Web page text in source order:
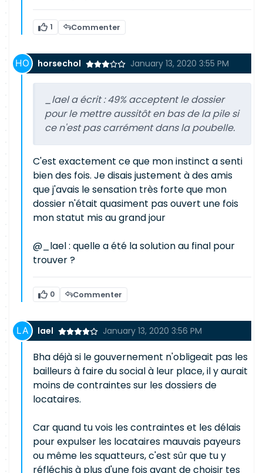
1 Commenter
horsechol January 13, 2020 3:55 PM
_lael a écrit :49% acceptent le dossier
pour le mettre aussitôt en bas de la pile si
ce n'est pas carrément dans la poubelle.
C'est exactement ce que mon instinct a senti
bien des fois. Je disais justement à des amis
que j'avais le sensation très forte que mon
dossier n'était quasiment pas ouvert une fois
mon statut mis au grand jour
@_lael : quelle a été la solution au final pour
trouver ?
0 Commenter
lael January 13, 2020 3:56 PM
Bha déjà si le gouvernement n'obligeait pas les
bailleurs à faire du social à leur place, il y aurait
moins de contraintes sur les dossiers de
locataires.
Car quand tu vois les contraintes et les délais
pour expulser les locataires mauvais payeurs
ou même les squatteurs, c'est sûr que tu y
réfléchis à plus d'une fois avant de choisir tes